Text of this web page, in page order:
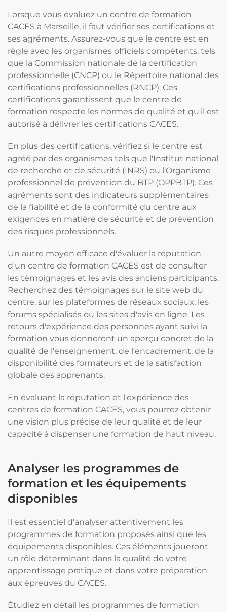
Lorsque vous évaluez un centre de formation
CACES à Marseille, il faut vérifier ses certifications et
ses agréments. Assurez-vous que le centre est en
règle avec les organismes officiels compétents, tels
que la Commission nationale de la certification
professionnelle (CNCP) ou le Répertoire national des
certifications professionnelles (RNCP). Ces
certifications garantissent que le centre de
formation respecte les normes de qualité et qu'il est
autorisé à délivrer les certifications CACES.
En plus des certifications, vérifiez si le centre est
agréé par des organismes tels que l'Institut national
de recherche et de sécurité (INRS) ou l'Organisme
professionnel de prévention du BTP (OPPBTP). Ces
agréments sont des indicateurs supplémentaires
de la fiabilité et de la conformité du centre aux
exigences en matière de sécurité et de prévention
des risques professionnels.
Un autre moyen efficace d'évaluer la réputation
d'un centre de formation CACES est de consulter
les témoignages et les avis des anciens participants.
Recherchez des témoignages sur le site web du
centre, sur les plateformes de réseaux sociaux, les
forums spécialisés ou les sites d'avis en ligne. Les
retours d'expérience des personnes ayant suivi la
formation vous donneront un aperçu concret de la
qualité de l'enseignement, de l'encadrement, de la
disponibilité des formateurs et de la satisfaction
globale des apprenants.
En évaluant la réputation et l'expérience des
centres de formation CACES, vous pourrez obtenir
une vision plus précise de leur qualité et de leur
capacité à dispenser une formation de haut niveau.
Analyser les programmes de
formation et les équipements
disponibles
Il est essentiel d'analyser attentivement les
programmes de formation proposés ainsi que les
équipements disponibles. Ces éléments joueront
un rôle déterminant dans la qualité de votre
apprentissage pratique et dans votre préparation
aux épreuves du CACES.
Étudiez en détail les programmes de formation